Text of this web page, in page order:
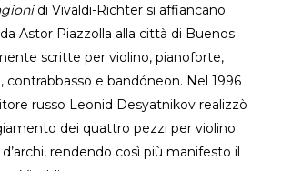
di Vivaldi-Richter si affiancano
Astor Piazzolla alla città di Buenos
scritte per violino, pianoforte,
contrabbasso e bandóneon. Nel 1996
russo Leonid Desyatnikov realizzò
dei quattro pezzi per violino
rendendo così più manifesto il